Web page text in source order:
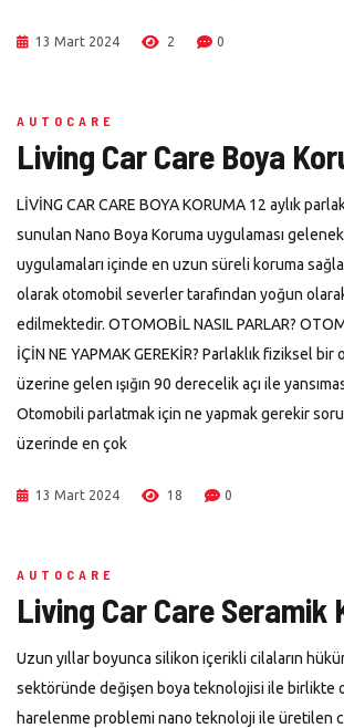
13 Mart 2024 2 0
AUTOCARE
Living Car Care Boya
LİVİNG CAR CARE BOYA KORUMA 12 aylık
sunulan Nano Boya Koruma uygulaması
uygulamaları içinde en uzun süreli koruma
olarak otomobil severler tarafından yoğun
edilmektedir. OTOMOBİL NASIL PARLAR?
İÇİN NE YAPMAK GEREKİR? Parlaklık fiziksel
üzerine gelen ışığın 90 derecelik açı ile
Otomobili parlatmak için ne yapmak gerekir
üzerinde en çok
13 Mart 2024 18 0
AUTOCARE
Living Car Care Seramik
Uzun yıllar boyunca silikon içerikli cilaların
sektöründe değişen boya teknolojisi ile birlikte
harelenme problemi nano teknoloji ile üretilen